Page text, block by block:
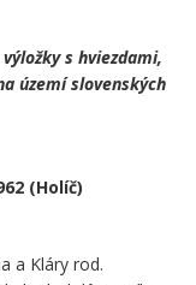
s hviezdami,
území slovenských
(Holíč)
a Kláry rod.